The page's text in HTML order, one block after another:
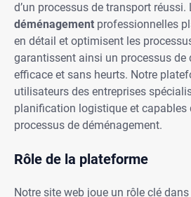
d’un processus de transport réussi.
déménagement professionnelles
en détail et optimisent les
garantissent ainsi un processus de
efficace et sans heurts. Notre
utilisateurs des entreprises
planification logistique et capables
processus de déménagement.
Rôle de la plateforme
Notre site web joue un rôle clé dans